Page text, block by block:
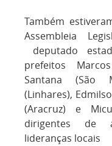
Também
Assembleia
deputado
prefeitos
Santana (São
(Linhares),
(Aracruz) e
dirigentes de
lideranças locais